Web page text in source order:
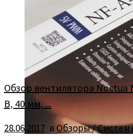
Обзор вентилятора Noctua
В, 40 мм, ...
28.06.2017 в Обзоры/